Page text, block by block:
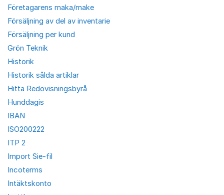
Företagarens maka/make
Försäljning av del av inventarie
Försäljning per kund
Grön Teknik
Historik
Historik sålda artiklar
Hitta Redovisningsbyrå
Hunddagis
IBAN
ISO200222
ITP 2
Import Sie-fil
Incoterms
Intäktskonto